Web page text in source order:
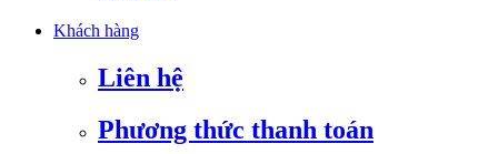
Khách hàng
Liên hệ
Phương thức thanh toán